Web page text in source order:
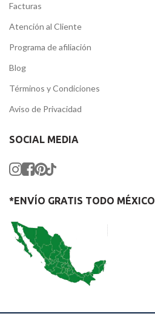
Facturas
Atención al Cliente
Programa de afiliación
Blog
Términos y Condiciones
Aviso de Privacidad
SOCIAL MEDIA
*ENVÍO GRATIS TODO MÉXICO